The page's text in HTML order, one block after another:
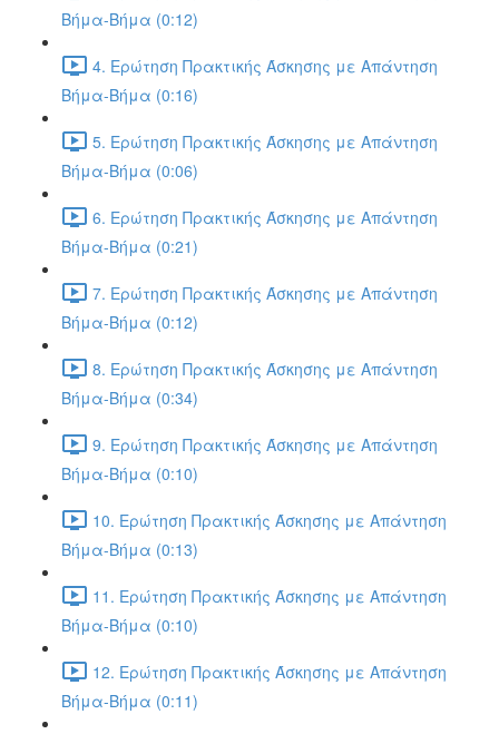
Βήμα-Βήμα (0:12)
4. Ερώτηση Πρακτικής Άσκησης με Απάντηση
Βήμα-Βήμα (0:16)
5. Ερώτηση Πρακτικής Άσκησης με Απάντηση
Βήμα-Βήμα (0:06)
6. Ερώτηση Πρακτικής Άσκησης με Απάντηση
Βήμα-Βήμα (0:21)
7. Ερώτηση Πρακτικής Άσκησης με Απάντηση
Βήμα-Βήμα (0:12)
8. Ερώτηση Πρακτικής Άσκησης με Απάντηση
Βήμα-Βήμα (0:34)
9. Ερώτηση Πρακτικής Άσκησης με Απάντηση
Βήμα-Βήμα (0:10)
10. Ερώτηση Πρακτικής Άσκησης με Απάντηση
Βήμα-Βήμα (0:13)
11. Ερώτηση Πρακτικής Άσκησης με Απάντηση
Βήμα-Βήμα (0:10)
12. Ερώτηση Πρακτικής Άσκησης με Απάντηση
Βήμα-Βήμα (0:11)